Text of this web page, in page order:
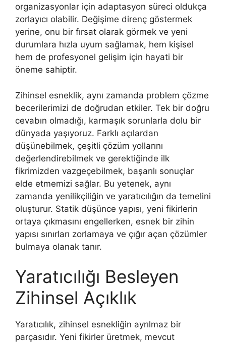
organizasyonlar için adaptasyon süreci oldukça
zorlayıcı olabilir. Değişime direnç göstermek
yerine, onu bir fırsat olarak görmek ve yeni
durumlara hızla uyum sağlamak, hem kişisel
hem de profesyonel gelişim için hayati bir
öneme sahiptir.
Zihinsel esneklik, aynı zamanda problem çözme
becerilerimizi de doğrudan etkiler. Tek bir doğru
cevabın olmadığı, karmaşık sorunlarla dolu bir
dünyada yaşıyoruz. Farklı açılardan
düşünebilmek, çeşitli çözüm yollarını
değerlendirebilmek ve gerektiğinde ilk
fikrimizden vazgeçebilmek, başarılı sonuçlar
elde etmemizi sağlar. Bu yetenek, aynı
zamanda yenilikçiliğin ve yaratıcılığın da temelini
oluşturur. Statik düşünce yapısı, yeni fikirlerin
ortaya çıkmasını engellerken, esnek bir zihin
yapısı sınırları zorlamaya ve çığır açan çözümler
bulmaya olanak tanır.
Yaratıcılığı Besleyen
Zihinsel Açıklık
Yaratıcılık, zihinsel esnekliğin ayrılmaz bir
parçasıdır. Yeni fikirler üretmek, mevcut